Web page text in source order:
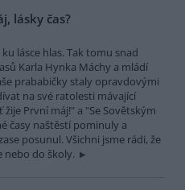
lásky čas?
lásce hlas. Tak tomu snad
Karla Hynka Máchy a mládí
prababičky staly opravdovými
na své ratolesti mávající
První máj!" a "Se Sovětským
časy naštěstí pominuly a
posunul. Všichni jsme rádi, že
nebo do školy.